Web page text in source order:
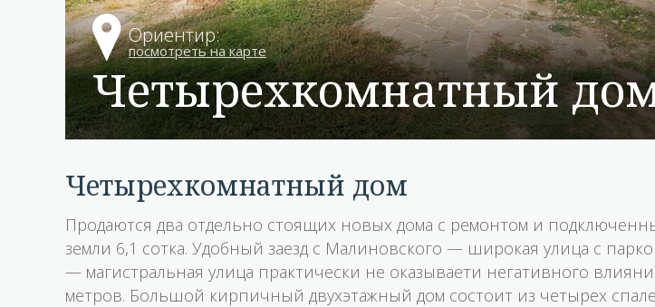
Ориентир:
четырехкомнатный
четырехкомнатный дом
Продаются два отдельно стоящих новых дома с ремонтом и
земли 6,1 сотка. Удобный заезд с Малиновского — широкая улица с
— магистральная улица практически не оказываети негативного
метров. Большой кирпичный двухэтажный дом состоит из четырех